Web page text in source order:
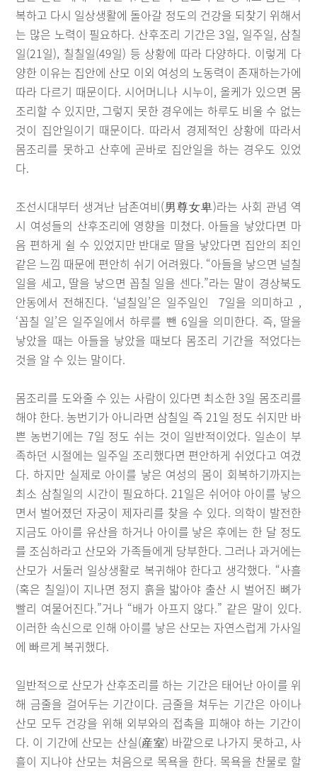
복하고 다시 일상생활에 돌아갈 정도의 건강을 되찾기 위해서
는 많은 노력이 필요하다. 산후조리 기간은 3일, 일주일, 삼칠
일(21일), 칠칠일(49일) 등 상황에 따라 다양하다. 이렇게 다
양한 이유는 집안에 산모 이외 여성의 노동력이 존재하는가에
따라 다르기 때문이다. 시어머니나 시누이, 올케가 있으면 몸
조리할 수 있지만, 그렇지 못한 경우에는 하루도 비울 수 없는
것이 집안일이기 때문이다. 따라서 경제적인 상황에 따라서
몸조리를 못하고 산후에 곧바로 집안일을 하는 경우도 있었
다.
조선시대부터 생겨난 남존여비(男尊女卑)라는 사회 관념 역
시 여성들의 산후조리에 영향을 미쳤다. 아들을 낳았다면 마
음 편하게 쉴 수 있었지만 반대로 딸을 낳았다면 집안의 죄인
같은 느낌 때문에 편안히 쉬기 어려웠다. “아들을 낳으면 널칠
일을 세고, 딸을 낳으면 꼽칠 일을 센다.”라는 말이 경상북도
안동에서 전해진다. ‘널칠일’은 일주일인 7일을 의미하고 ,
‘꼽칠 일’은 일주일에서 하루를 뺀 6일을 의미한다. 즉, 딸을
낳았을 때는 아들을 낳았을 때보다 몸조리 기간을 적었다는
것을 알 수 있는 말이다.
몸조리를 도와줄 수 있는 사람이 있다면 최소한 3일 몸조리를
해야 한다. 농번기가 아니라면 삼칠일 즉 21일 정도 쉬지만 바
쁜 농번기에는 7일 정도 쉬는 것이 일반적이었다. 일손이 부
족하던 시절에는 일주일 조리했다면 편안하게 쉬었다고 여겼
다. 하지만 실제로 아이를 낳은 여성의 몸이 회복하기까지는
최소 삼칠일의 시간이 필요하다. 21일은 쉬어야 아이를 낳으
면서 벌어졌던 자궁이 제자리를 찾을 수 있다. 의학이 발전한
지금도 아이를 유산을 하거나 아이를 낳은 후에는 한 달 정도
를 조심하라고 산모와 가족들에게 당부한다. 그러나 과거에는
산모가 서둘러 일상생활로 복귀해야 한다고 생각했다. “사흘
(혹은 칠일)이 지나면 정지 흙을 밟아야 출산 시 벌어진 뼈가
빨리 여물어진다.”거나 “배가 아프지 않다.” 같은 말이 있다.
이러한 속신으로 인해 아이를 낳은 산모는 자연스럽게 가사일
에 빠르게 복귀했다.
일반적으로 산모가 산후조리를 하는 기간은 태어난 아이를 위
해 금줄을 걸어두는 기간이다. 금줄을 쳐두는 기간은 아이나
산모 모두 건강을 위해 외부와의 접촉을 피해야 하는 기간이
다. 이 기간에 산모는 산실(産室) 바깥으로 나가지 못하고, 사
흘이 지나야 산모는 처음으로 목욕을 한다. 목욕을 찬물로 할